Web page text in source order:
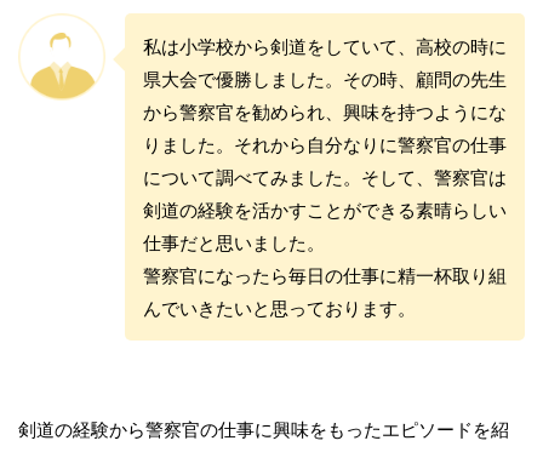
私は小学校から剣道をしていて、高校の時に
県大会で優勝しました。その時、顧問の先生
から警察官を勧められ、興味を持つようにな
りました。それから自分なりに警察官の仕事
について調べてみました。そして、警察官は
剣道の経験を活かすことができる素晴らしい
仕事だと思いました。
警察官になったら毎日の仕事に精一杯取り組
んでいきたいと思っております。
剣道の経験から警察官の仕事に興味をもったエピソードを紹